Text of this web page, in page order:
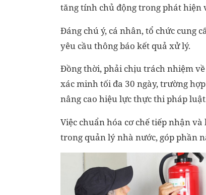
tăng tính chủ động trong phát hiện
Đáng chú ý, cá nhân, tổ chức cung
yêu cầu thông báo kết quả xử lý.
Đồng thời, phải chịu trách nhiệm
xác minh tối đa 30 ngày, trường
nâng cao hiệu lực thực thi pháp
Việc chuẩn hóa cơ chế tiếp nhận
trong quản lý nhà nước, góp phần